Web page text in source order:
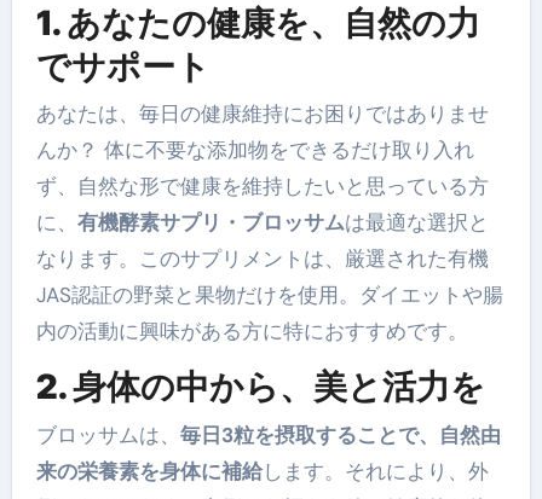
1. あなたの健康を、自然の力
でサポート
あなたは、毎日の健康維持にお困りではありませ
んか？ 体に不要な添加物をできるだけ取り入れ
ず、自然な形で健康を維持したいと思っている方
に、 有機酵素サプリ・ブロッサムは最適な選択と
なります。このサプリメントは、厳選された有機
JAS認証の野菜と果物だけを使用。ダイエットや腸
内の活動に興味がある方に特におすすめです。
2. 身体の中から、美と活力を
ブロッサムは、 毎日3粒を摂取することで、自然由
来の栄養素を身体に補給します。それにより、外